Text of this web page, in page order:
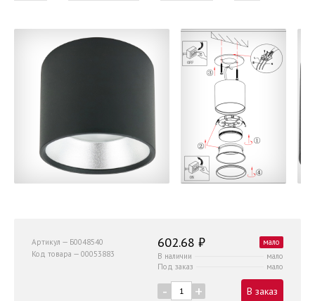
Артикул — Б0048540
Код товара — 00053883
602.68 ₽
мало
В наличии
мало
Под заказ
мало
- + В заказ